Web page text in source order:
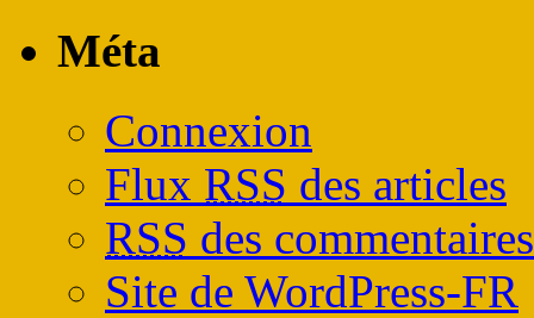
Méta
Connexion
Flux RSS des articles
RSS des commentaires
Site de WordPress-FR